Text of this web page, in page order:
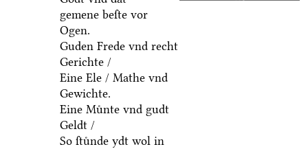
gemene beſte vor
Ogen.
Guden Frede vnd recht
Gerichte /
Eine Ele / Mathe vnd
Gewichte.
Eine Muͤnte vnd gudt
Geldt /
So ſtuͤnde ydt wol in